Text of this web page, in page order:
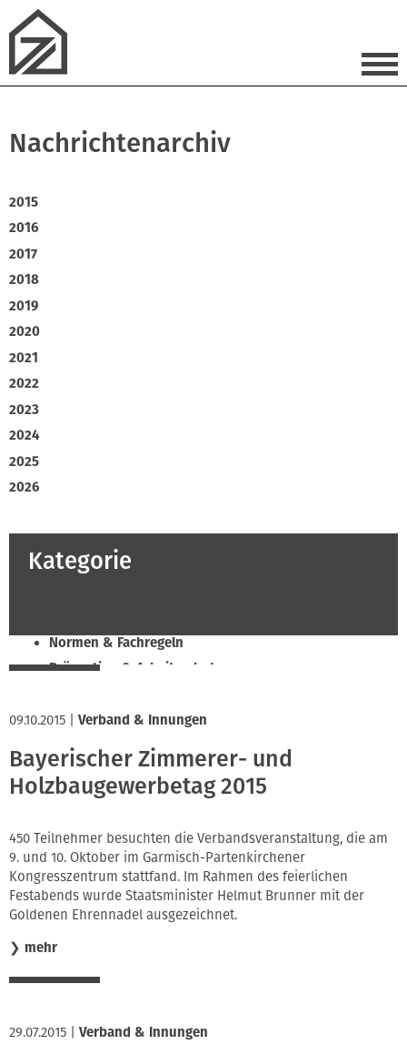
Nachrichtenarchiv
2015
2016
2017
2018
2019
2020
2021
2022
2023
2024
2025
2026
Kategorie
Normen & Fachregeln
Prävention & Arbeitsschutz
Soziales & Tarifpolitik
Verband & Innungen
Innung
09.10.2015 Verband & Innungen
Bayerischer Zimmerer- und
Holzbaugewerbetag 2015
450 Teilnehmer besuchten die Verbandsveranstaltung, die am
9. und 10. Oktober im Garmisch-Partenkirchener
Kongresszentrum stattfand. Im Rahmen des feierlichen
Festabends wurde Staatsminister Helmut Brunner mit der
Goldenen Ehrennadel ausgezeichnet.
❯ mehr
29.07.2015 Verband & Innungen